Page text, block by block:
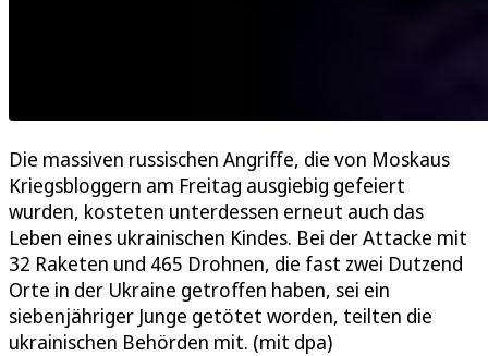
Die massiven russischen Angriffe, die von Moskaus
Kriegsbloggern am Freitag ausgiebig gefeiert
wurden, kosteten unterdessen erneut auch das
Leben eines ukrainischen Kindes. Bei der Attacke mit
32 Raketen und 465 Drohnen, die fast zwei Dutzend
Orte in der Ukraine getroffen haben, sei ein
siebenjähriger Junge getötet worden, teilten die
ukrainischen Behörden mit. (mit dpa)